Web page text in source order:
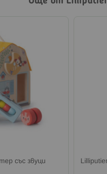
със звуци